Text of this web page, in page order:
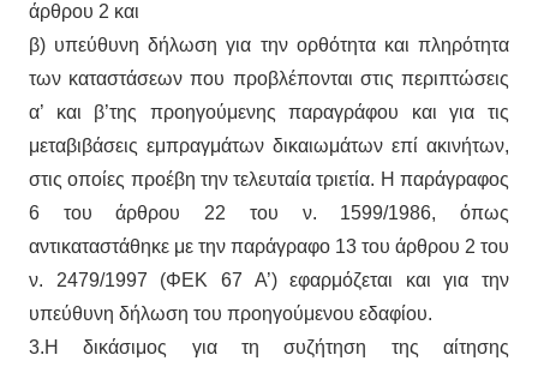
άρθρου 2 και
β) υπεύθυνη δήλωση για την ορθότητα και πληρότητα
των καταστάσεων που προβλέπονται στις περιπτώσεις
α’ και β’της προηγούμενης παραγράφου και για τις
μεταβιβάσεις εμπραγμάτων δικαιωμάτων επί ακινήτων,
στις οποίες προέβη την τελευταία τριετία. Η παράγραφος
6 του άρθρου 22 του ν. 1599/1986, όπως
αντικαταστάθηκε με την παράγραφο 13 του άρθρου 2 του
ν. 2479/1997 (ΦΕΚ 67 Α’) εφαρμόζεται και για την
υπεύθυνη δήλωση του προηγούμενου εδαφίου.
3.Η δικάσιμος για τη συζήτηση της αίτησης